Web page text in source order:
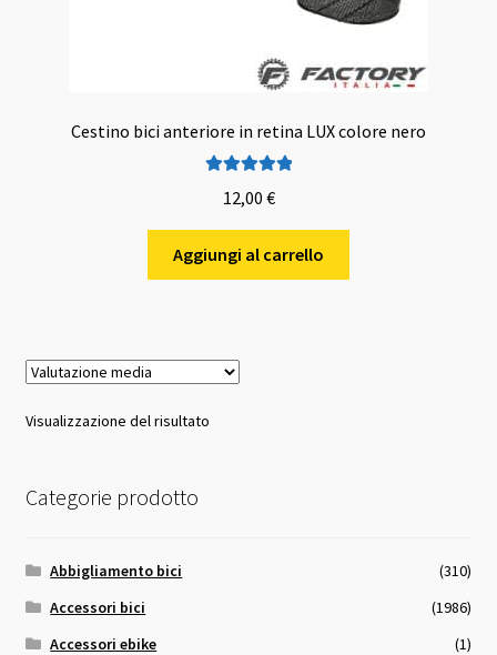
Cestino bici anteriore in retina LUX colore nero
su 5
12,00 €
Aggiungi al carrello
Visualizzazione del risultato
Categorie prodotto
Abbigliamento bici
(310)
Accessori bici
(1986)
Accessori ebike
(1)